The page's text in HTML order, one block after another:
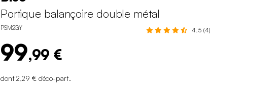
Portique balançoire double métal
PSM2GY 4.5 (4)
99,99 €
dont 2,29 € d'éco-part.